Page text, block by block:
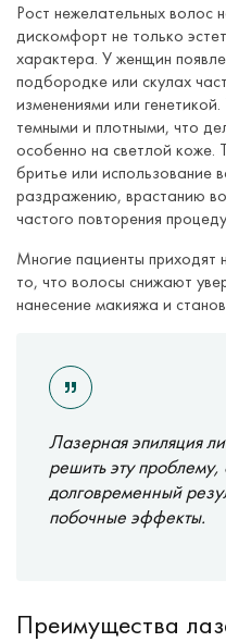
Рост нежелательных волос
дискомфорт не только
характера. У женщин
подбородке или скулах
изменениями или
темными и плотными, что
особенно на светлой коже.
бритье или использование
раздражению, врастанию
частого повторения
Многие пациенты
то, что волосы снижают
нанесение макияжа и
Лазерная эпиляция
решить эту
долговременный
побочные эффекты.
Преимущества